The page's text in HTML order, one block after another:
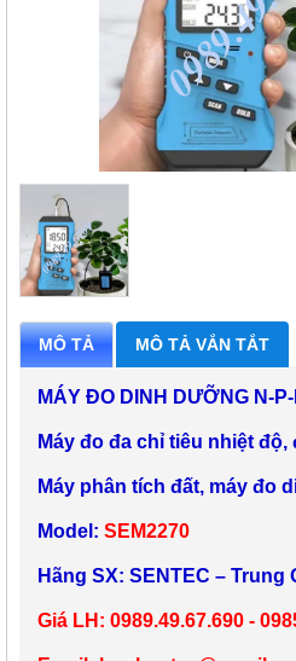
MÔ TẢ MÔ TẢ VẮN TẮT
MÁY ĐO DINH DƯỠNG N-
Máy đo đa chỉ tiêu nhiệt
Máy phân tích đất, máy đo
Model: SEM2270
Hãng SX: SENTEC – Trung
Giá LH: 0989.49.67.690 -